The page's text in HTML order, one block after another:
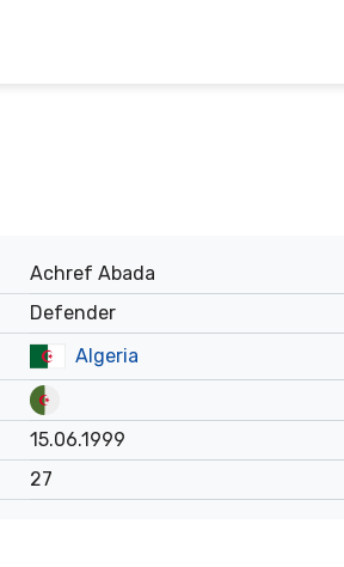
Achref Abada
Defender
Algeria
15.06.1999
27